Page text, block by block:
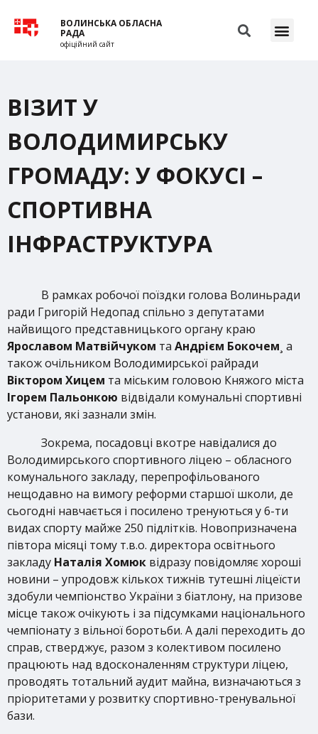
ВОЛИНСЬКА ОБЛАСНА
РАДА
офіційний сайт
ВІЗИТ У
ВОЛОДИМИРСЬКУ
ГРОМАДУ: У ФОКУСІ –
СПОРТИВНА
ІНФРАСТРУКТУРА
В рамках робочої поїздки голова Волиньради
ради Григорій Недопад спільно з депутатами
найвищого представницького органу краю
Ярославом Матвійчуком та Андрієм Бокочем ¸ а
також очільником Володимирської райради
Віктором Хицем та міським головою Княжого міста
Ігорем Пальонкою відвідали комунальні спортивні
установи, які зазнали змін.
Зокрема, посадовці вкотре навідалися до
Володимирського спортивного ліцею – обласного
комунального закладу, перепрофільованого
нещодавно на вимогу реформи старшої школи, де
сьогодні навчається і посилено тренуються у 6-ти
видах спорту майже 250 підлітків. Новопризначена
півтора місяці тому т.в.о. директора освітнього
закладу Наталія Хомюк відразу повідомляє хороші
новини – упродовж кількох тижнів тутешні ліцеїсти
здобули чемпіонство України з біатлону, на призове
місце також очікують і за підсумками національного
чемпіонату з вільної боротьби. А далі переходить до
справ, стверджує, разом з колективом посилено
працюють над вдосконаленням структури ліцею,
проводять тотальний аудит майна, визначаються з
пріоритетами у розвитку спортивно-тренувальної
бази.